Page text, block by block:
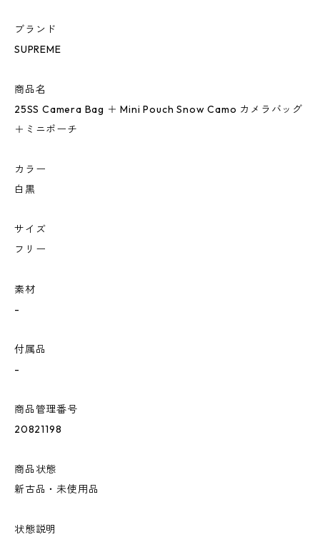
ブランド
SUPREME
商品名
25SS Camera Bag ＋ Mini Pouch Snow Camo カメラバッグ
＋ミニポーチ
カラー
白黒
サイズ
フリー
素材
-
付属品
-
商品管理番号
20821198
商品状態
新古品・未使用品
状態説明